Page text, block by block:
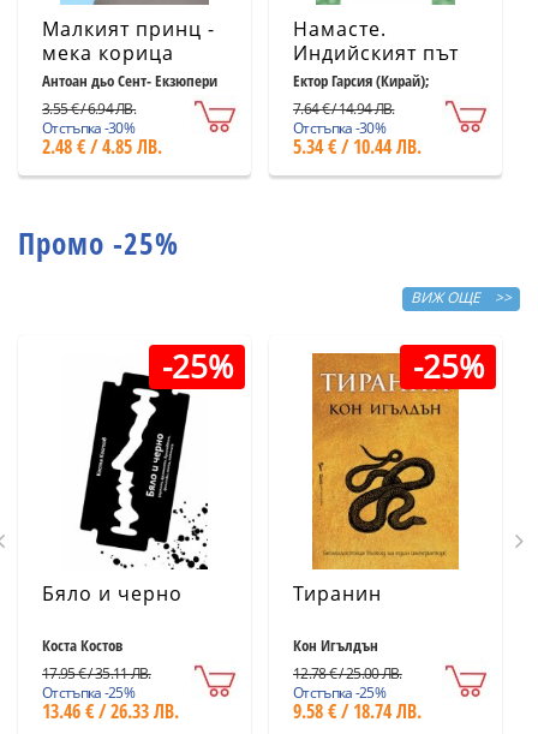
Малкият принц -
мека корица
светлосиня
Антоан дьо Сент- Екзюпери
3.55 € / 6.94 ЛВ.
Отстъпка -30%
2.48 € / 4.85 ЛВ.
Намасте.
Индийският път
към щастието,
удовлетворението
и успеха
Ектор Гарсия (Кирай);
7.64 € / 14.94 ЛВ.
Отстъпка -30%
5.34 € / 10.44 ЛВ.
Промо -25%
ВИЖ ОЩЕ >>
-25%
Бяло и черно
Коста Костов
17.95 € / 35.11 ЛВ.
Отстъпка -25%
13.46 € / 26.33 ЛВ.
-25%
Тиранин
Кон Игълдън
12.78 € / 25.00 ЛВ.
Отстъпка -25%
9.58 € / 18.74 ЛВ.